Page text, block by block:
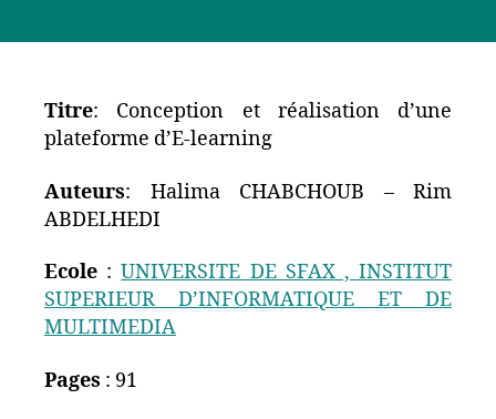
Titre: Conception et réalisation d’une
plateforme d’E-learning
Auteurs: Halima CHABCHOUB – Rim
ABDELHEDI
Ecole :UNIVERSITE DE SFAX , INSTITUT
SUPERIEUR D’INFORMATIQUE ET DE
MULTIMEDIA
Pages : 91